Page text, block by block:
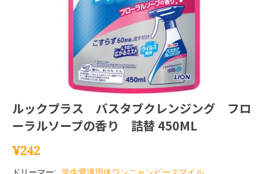
ルックプラス バスタブクレンジング フロ
ーラルソープの香り 詰替 450ML
¥242